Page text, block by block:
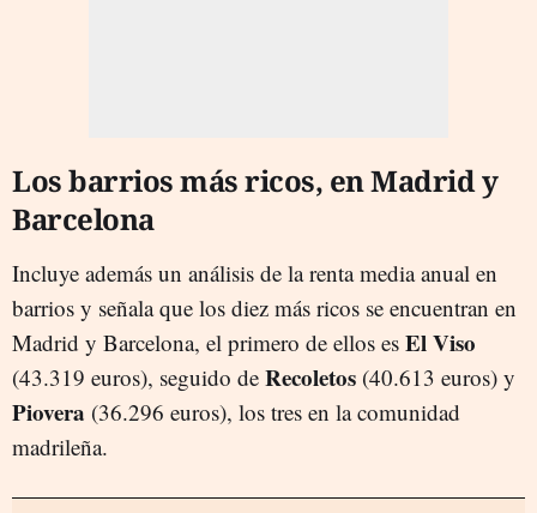
Los barrios más ricos, en Madrid y
Barcelona
Incluye además un análisis de la renta media anual en
barrios y señala que los diez más ricos se encuentran en
Madrid y Barcelona, el primero de ellos es El Viso
(43.319 euros), seguido de Recoletos (40.613 euros) y
Piovera (36.296 euros), los tres en la comunidad
madrileña.